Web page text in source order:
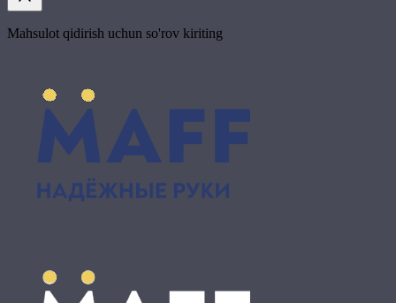
Mahsulot qidirish uchun so'rov kiriting